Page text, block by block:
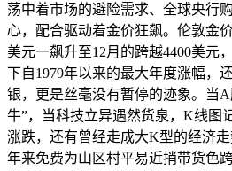
荡中着市场的避险需求、全球央行
心，配合驱动着金价狂飙。伦敦金
美元一飙升至12月的跨越4400美元
下自1979年以来的最大年度涨幅，
银，更是丝毫没有暂停的迹象。当
牛”，当科技立异遇然货泉，K线图
涨跌，还有曾经走成大K型的经济
年来免费为山区村平易近捎带货色